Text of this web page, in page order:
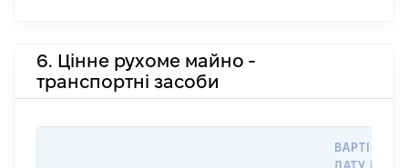
6. Цінне рухоме майно -
транспортні засоби
ВАРТІСТЬ
ДАТУ